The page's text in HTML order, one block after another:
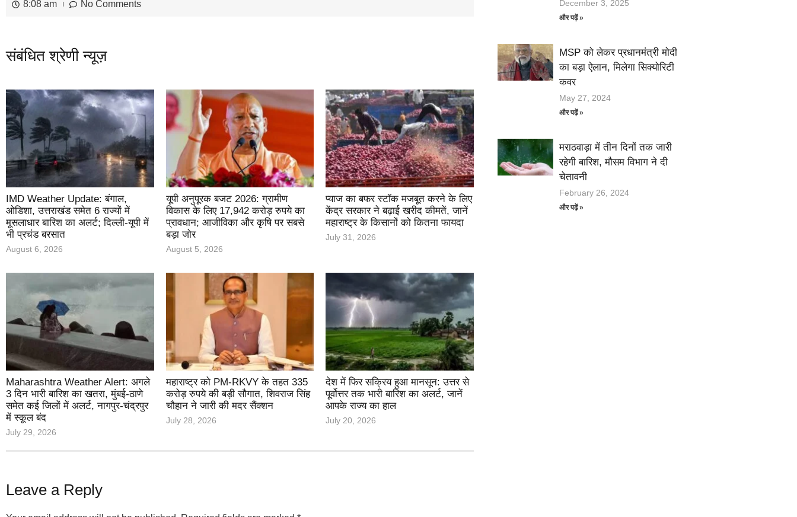
8:08 am
No Comments
संबंधित श्रेणी न्यूज़
IMD Weather Update: बंगाल,
ओडिशा, उत्तराखंड समेत 6 राज्यों में
मूसलाधार बारिश का अलर्ट; दिल्ली-यूपी में
भी प्रचंड बरसात
August 6, 2026
यूपी अनुपूरक बजट 2026: ग्रामीण
विकास के लिए 17,942 करोड़ रुपये का
प्रावधान; आजीविका और कृषि पर सबसे
बड़ा जोर
August 5, 2026
प्याज का बफर स्टॉक मजबूत करने के लिए
केंद्र सरकार ने बढ़ाई खरीद कीमतें, जानें
महाराष्ट्र के किसानों को कितना फायदा
July 31, 2026
Maharashtra Weather Alert: अगले
3 दिन भारी बारिश का खतरा, मुंबई-ठाणे
समेत कई जिलों में अलर्ट, नागपुर-चंद्रपुर
में स्कूल बंद
July 29, 2026
महाराष्ट्र को PM-RKVY के तहत 335
करोड़ रुपये की बड़ी सौगात, शिवराज सिंह
चौहान ने जारी की मदर सैंक्शन
July 28, 2026
देश में फिर सक्रिय हुआ मानसून: उत्तर से
पूर्वोत्तर तक भारी बारिश का अलर्ट, जानें
आपके राज्य का हाल
July 20, 2026
Leave a Reply
December 3, 2025
और पढ़ें »
MSP को लेकर प्रधानमंत्री मोदी
का बड़ा ऐलान, मिलेगा सिक्योरिटी
कवर
May 27, 2024
और पढ़ें »
मराठवाड़ा में तीन दिनों तक जारी
रहेगी बारिश, मौसम विभाग ने दी
चेतावनी
February 26, 2024
और पढ़ें »